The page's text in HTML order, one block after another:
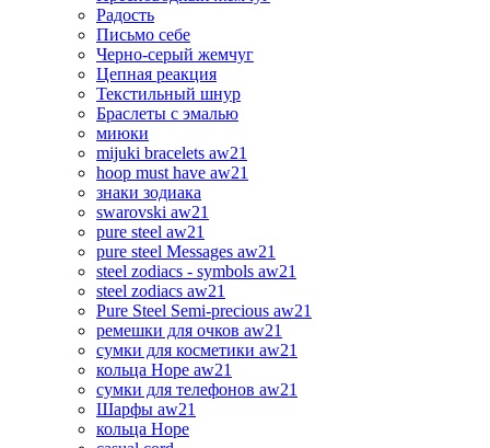
Радость
Письмо себе
Черно-серый жемчуг
Цепная реакция
Текстильный шнур
Браслеты с эмалью
миюки
mijuki bracelets aw21
hoop must have aw21
знаки зодиака
swarovski aw21
pure steel aw21
pure steel Messages aw21
steel zodiacs - symbols aw21
steel zodiacs aw21
Pure Steel Semi-precious aw21
ремешки для очков aw21
сумки для косметики aw21
кольца Hope aw21
сумки для телефонов aw21
Шарфы aw21
кольца Hope